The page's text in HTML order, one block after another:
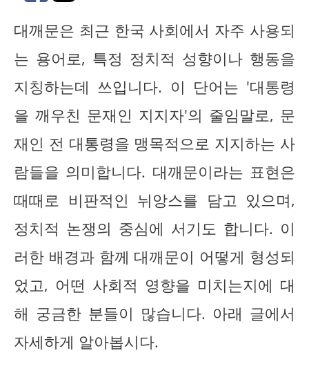
대깨문은 최근 한국 사회에서 자주 사용되
는 용어로, 특정 정치적 성향이나 행동을
지칭하는데 쓰입니다. 이 단어는 '대통령
을 깨우친 문재인 지지자'의 줄임말로, 문
재인 전 대통령을 맹목적으로 지지하는 사
람들을 의미합니다. 대깨문이라는 표현은
때때로 비판적인 뉘앙스를 담고 있으며,
정치적 논쟁의 중심에 서기도 합니다. 이
러한 배경과 함께 대깨문이 어떻게 형성되
었고, 어떤 사회적 영향을 미치는지에 대
해 궁금한 분들이 많습니다. 아래 글에서
자세하게 알아봅시다.